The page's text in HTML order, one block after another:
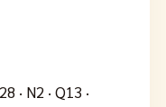
· N2 · Q13 ·